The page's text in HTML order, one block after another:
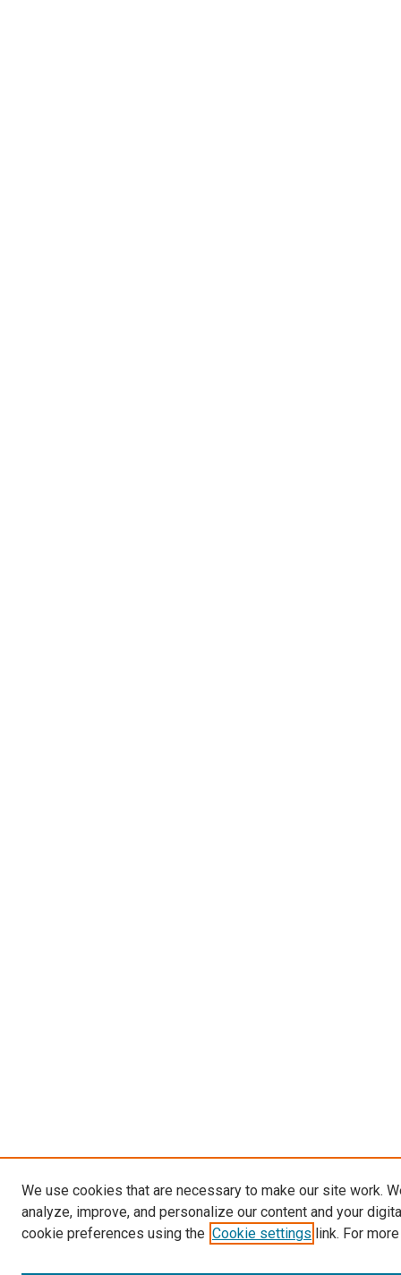
We use cookies that are necessary to make our site work.
analyze, improve, and personalize our content and your
cookie preferences using the Cookie settings link. For